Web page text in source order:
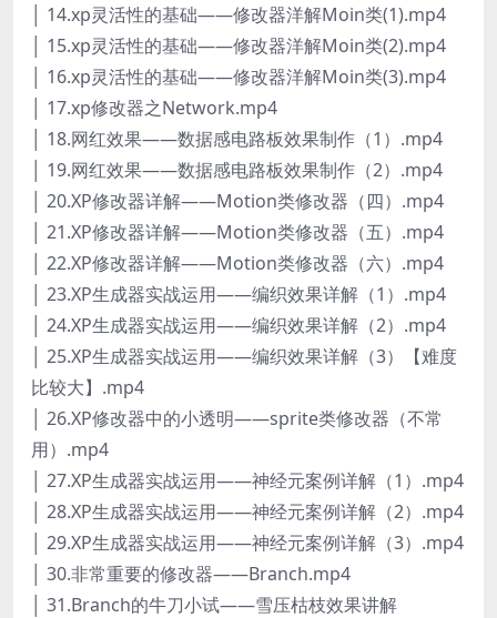
│ 14.xp灵活性的基础——修改器洋解Moin类(1).mp4
│ 15.xp灵活性的基础——修改器洋解Moin类(2).mp4
│ 16.xp灵活性的基础——修改器洋解Moin类(3).mp4
│ 17.xp修改器之Network.mp4
│ 18.网红效果——数据感电路板效果制作（1）.mp4
│ 19.网红效果——数据感电路板效果制作（2）.mp4
│ 20.XP修改器详解——Motion类修改器（四）.mp4
│ 21.XP修改器详解——Motion类修改器（五）.mp4
│ 22.XP修改器详解——Motion类修改器（六）.mp4
│ 23.XP生成器实战运用——编织效果详解（1）.mp4
│ 24.XP生成器实战运用——编织效果详解（2）.mp4
│ 25.XP生成器实战运用——编织效果详解（3）【难度
比较大】.mp4
│ 26.XP修改器中的小透明——sprite类修改器（不常
用）.mp4
│ 27.XP生成器实战运用——神经元案例详解（1）.mp4
│ 28.XP生成器实战运用——神经元案例详解（2）.mp4
│ 29.XP生成器实战运用——神经元案例详解（3）.mp4
│ 30.非常重要的修改器——Branch.mp4
│ 31.Branch的牛刀小试——雪压枯枝效果讲解